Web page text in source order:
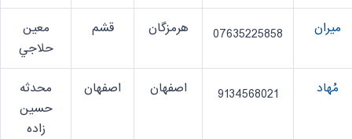
میران 07635225858 هرمزگان قشم
معين
حلاجي
مُهاد 9134568021 اصفهان اصفهان
محدثه
حسین
زاده